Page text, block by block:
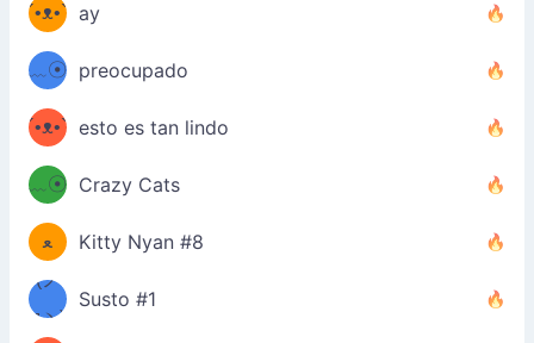
´•ᴥ•`
ʔ
ay
ミ●
﹏☉
ミ
preocupado
ʕ
´•ᴥ•`
ʔ
esto es tan lindo
ミ●
﹏☉
ミ
Crazy Cats
(ﾐዋ
ﻌ
ዋﾐ)ﾉ
Kitty Nyan #8
(ノ
дヽ)
Susto #1
(￣`